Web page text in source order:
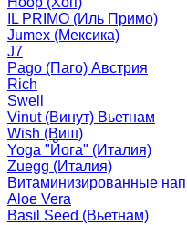
IL PRIMO (Иль Примо)
Jumex (Мексика)
J7
Pago (Паго) Австрия
Rich
Swell
Vinut (Винут) Вьетнам
Wish (Виш)
Yoga "Йога" (Италия)
Zuegg (Италия)
Витаминизированные
Aloe Vera
Basil Seed (Вьетнам)